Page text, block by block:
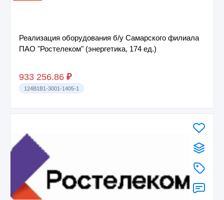
Реализация оборудования б/у Самарского филиала
ПАО "Ростелеком" (энергетика, 174 ед.)
933 256.86 ₽
124B1B1-3001-1405-1